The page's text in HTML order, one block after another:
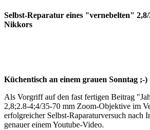
Selbst-Reparatur eines "vernebelten"
Nikkors
Küchentisch an einem grauen Sonntag ;-)
Als Vorgriff auf den fast fertigen Beitrag
2,8;2.8-4;4/35-70 mm Zoom-Objektive im
erfolgreicher Selbst-Raparaturversuch nach
genauer einem Youtube-Video.